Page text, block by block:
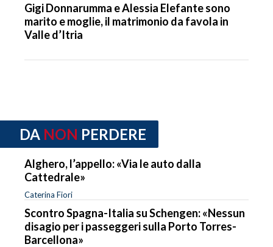
Gigi Donnarumma e Alessia Elefante sono
marito e moglie, il matrimonio da favola in
Valle d’Itria
DA NON PERDERE
Alghero, l’appello: «Via le auto dalla
Cattedrale»
Caterina Fiori
Scontro Spagna-Italia su Schengen: «Nessun
disagio per i passeggeri sulla Porto Torres-
Barcellona»